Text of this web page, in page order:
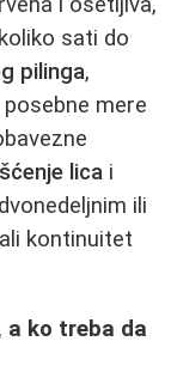
sati do
pilinga,
mere
lica i
ili
kontinuitet
a ko treba da